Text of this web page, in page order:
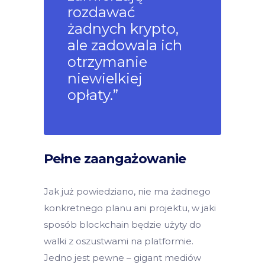
rozdawać
żadnych krypto,
ale zadowala ich
otrzymanie
niewielkiej
opłaty.”
Pełne zaangażowanie
Jak już powiedziano, nie ma żadnego
konkretnego planu ani projektu, w jaki
sposób blockchain będzie użyty do
walki z oszustwami na platformie.
Jedno jest pewne – gigant mediów